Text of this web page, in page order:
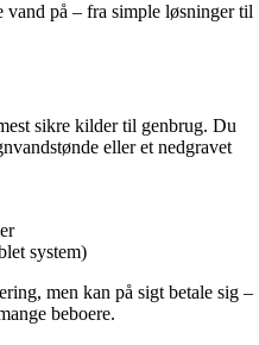
vand på – fra simple løsninger til
sikre kilder til genbrug. Du
eller et nedgravet
system)
men kan på sigt betale sig –
beboere.